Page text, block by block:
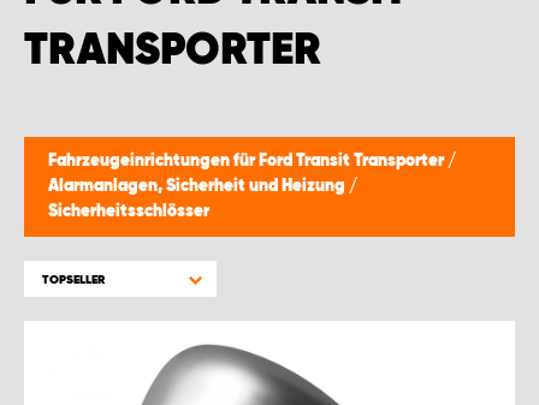
TRANSPORTER
Fahrzeugeinrichtungen für Ford Transit Transporter /
Alarmanlagen, Sicherheit und Heizung /
Sicherheitsschlösser
TOPSELLER